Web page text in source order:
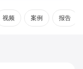
视频 案例 报告